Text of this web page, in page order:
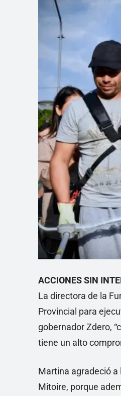
ACCIONES SIN
La directora de la
Provincial para
gobernador Zdero,
tiene un alto
Martina agradeció a
Mitoire, porque